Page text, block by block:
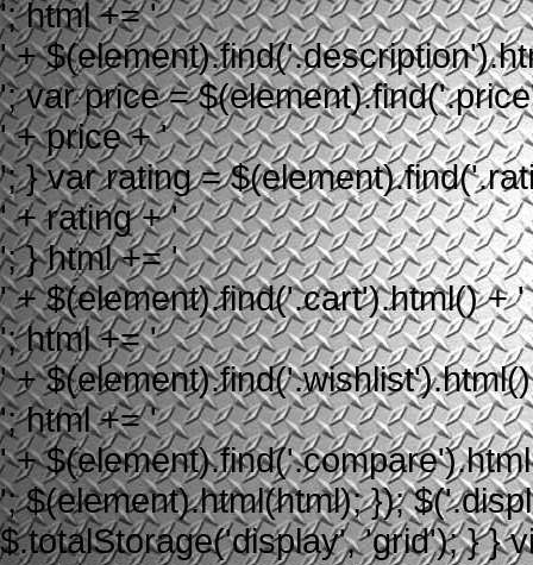
'; html += '
' +
'; var price =
' + price + '
'; } var rating =
' + rating + '
'; } html += '
' + $(element).find('.cart').html() + '
'; html += '
' +
'; html += '
' +
'; $(element).html(html); });
$.totalStorage('display', 'grid'); } }